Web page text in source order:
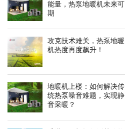
能量，热泵地暖机未来可
期
攻克技术难关，热泵地暖
机热度再度飙升！
地暖机上楼：如何解决传
统热泵噪音难题，实现静
音采暖？